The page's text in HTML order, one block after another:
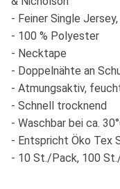
- Feiner Single
- 100 % Polyester
- Necktape
- Doppelnähte an
- Atmungsaktiv,
- Schnell trocknend
- Waschbar bei ca.
- Entspricht Öko Tex
- 10 St./Pack, 100